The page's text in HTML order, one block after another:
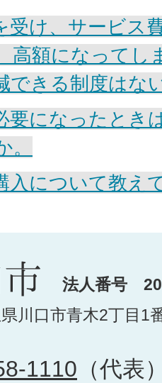
受け、サービス
高額になってし
できる制度はな
要になったとき
入について教え
法人番号
川口市青木2丁目1
1110 （代表